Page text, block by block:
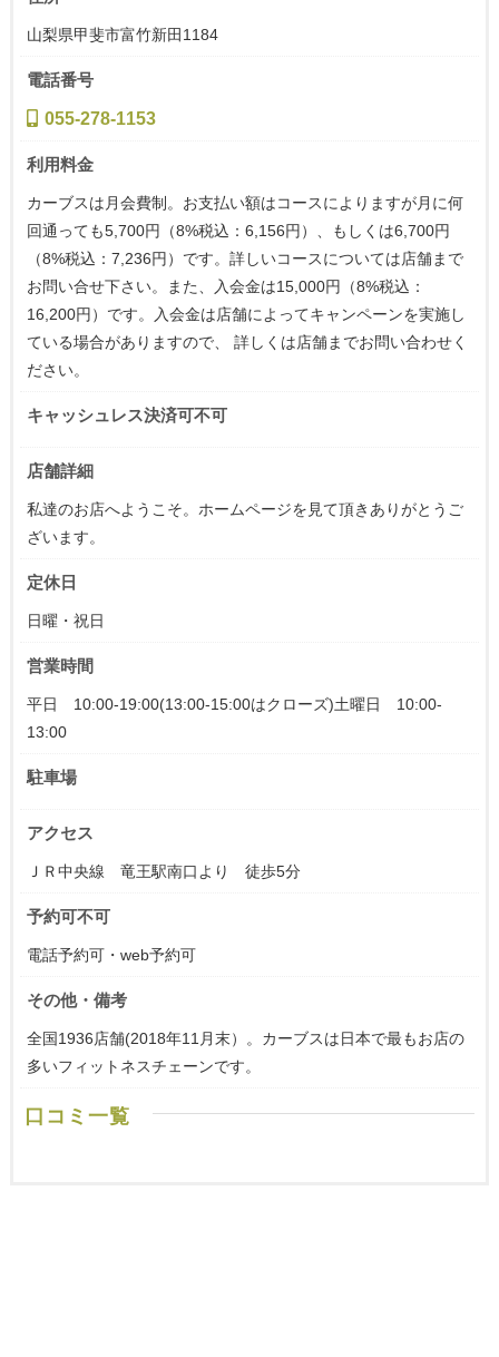
山梨県甲斐市富竹新田1184
電話番号
055-278-1153
利用料金
カーブスは月会費制。お支払い額はコースによりますが月に何
回通っても5,700円（8%税込：6,156円）、もしくは6,700円
（8%税込：7,236円）です。詳しいコースについては店舗まで
お問い合せ下さい。また、入会金は15,000円（8%税込：
16,200円）です。入会金は店舗によってキャンペーンを実施し
ている場合がありますので、 詳しくは店舗までお問い合わせく
ださい。
キャッシュレス決済可不可
店舗詳細
私達のお店へようこそ。ホームページを見て頂きありがとうご
ざいます。
定休日
日曜・祝日
営業時間
平日 10:00-19:00(13:00-15:00はクローズ)土曜日 10:00-
13:00
駐車場
アクセス
ＪＲ中央線 竜王駅南口より 徒歩5分
予約可不可
電話予約可・web予約可
その他・備考
全国1936店舗(2018年11月末）。カーブスは日本で最もお店の
多いフィットネスチェーンです。
口コミ一覧